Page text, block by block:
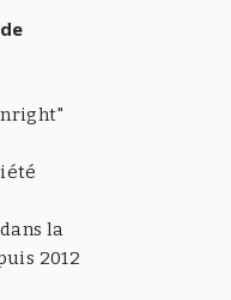
la
2012